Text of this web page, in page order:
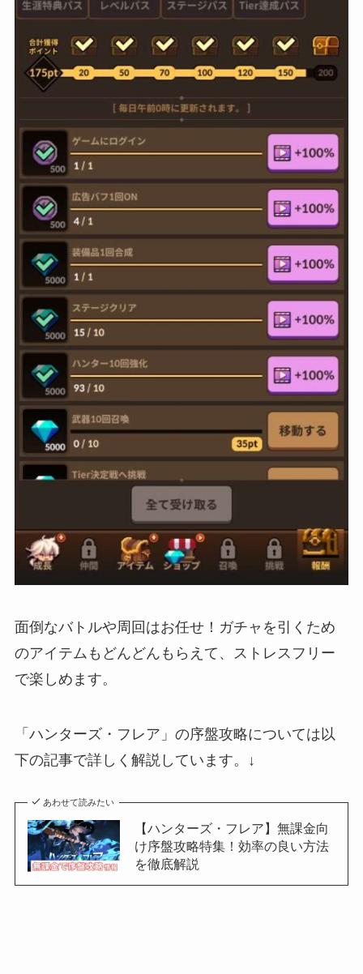
面倒なバトルや周回はお任せ！ガチャを引くため
のアイテムもどんどんもらえて、ストレスフリー
で楽しめます。
「ハンターズ・フレア」の序盤攻略については以
下の記事で詳しく解説しています。↓
あわせて読みたい
【ハンターズ・フレア】無課金向
け序盤攻略特集！効率の良い方法
を徹底解説